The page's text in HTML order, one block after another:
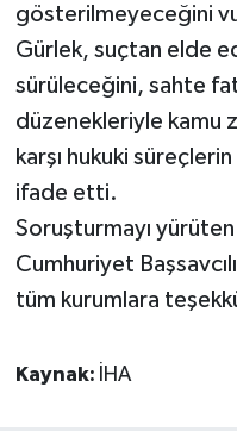
gösterilmeyeceğini
Gürlek, suçtan elde
sürüleceğini, sahte
düzenekleriyle kamu
karşı hukuki
ifade etti.
Soruşturmayı
Cumhuriyet
tüm kurumlara
Kaynak: İHA